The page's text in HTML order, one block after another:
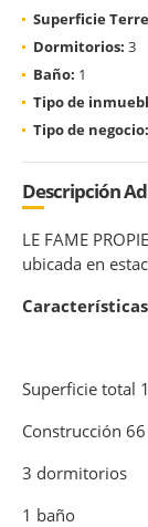
Superficie
Dormitorios: 3
Baño: 1
Tipo de
Tipo de negocio:
Descripción
LE FAME
ubicada en
Características
Superficie total
Construcción
3 dormitorios
1 baño